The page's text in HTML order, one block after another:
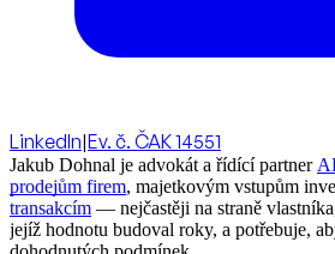
LinkedIn|Ev. č. ČAK 14551
Jakub Dohnal je advokát a řídící partner
prodejům firem, majetkovým vstupům
transakcím — nejčastěji na straně
jejíž hodnotu budoval roky, a potřebuje,